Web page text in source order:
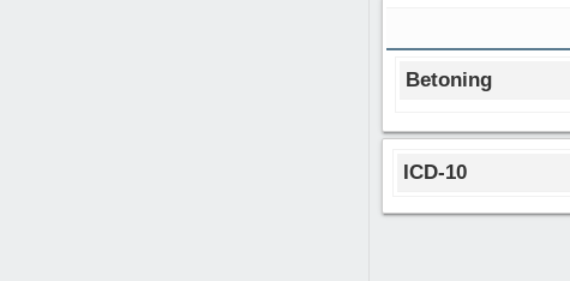
Betoning
ICD-10